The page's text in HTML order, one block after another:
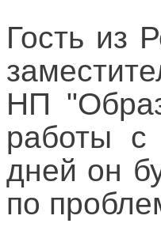
Гость из
НП
работы с
дней он
по